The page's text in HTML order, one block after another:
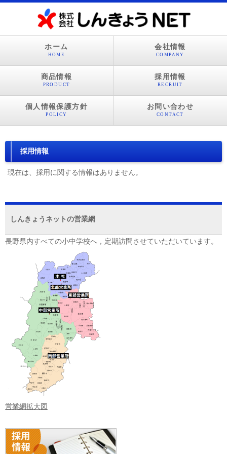
ホーム
HOME
会社情報
COMPANY
商品情報
PRODUCT
採用情報
RECRUIT
個人情報保護方針
POLICY
お問い合わせ
CONTACT
採用情報
現在は、採用に関する情報はありません。
しんきょうネットの営業網
長野県内すべての小中学校へ，定期訪問させていただいています。
営業網拡大図